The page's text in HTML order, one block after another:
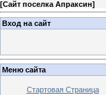
[Сайт поселка Апраксин]
Вход на сайт
Меню сайта
Стартовая Страница